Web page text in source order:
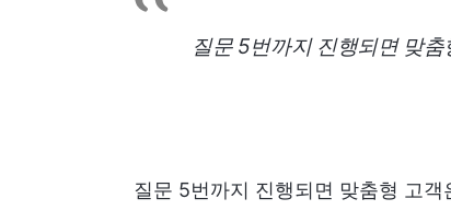
질문 5번까지 진행되면 맞
질문 5번까지 진행되면 맞춤형 고